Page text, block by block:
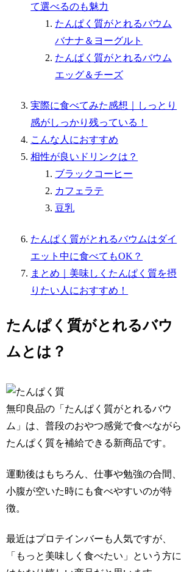
て選べるのも魅力
たんぱく質がとれるバウム
バナナ＆ヨーグルト
たんぱく質がとれるバウム
エッグ＆チーズ
実際に食べてみた感想｜しっとり
感がしっかり残っている！
こんな人におすすめ
相性が良いドリンクは？
ブラックコーヒー
カフェラテ
豆乳
たんぱく質がとれるバウムはダイ
エット中に食べてもOK？
まとめ｜美味しくたんぱく質を摂
りたい人におすすめ！
たんぱく質がとれるバウ
ムとは？
無印良品の「たんぱく質がとれるバウ
ム」は、普段のおやつ感覚で食べながら
たんぱく質を補給できる新商品です。
運動後はもちろん、仕事や勉強の合間、
小腹が空いた時にも食べやすいのが特
徴。
最近はプロテインバーも人気ですが、
「もっと美味しく食べたい」という方に